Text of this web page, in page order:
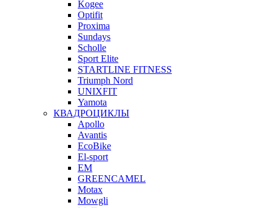
Kogee
Optifit
Proxima
Sundays
Scholle
Sport Elite
STARTLINE FITNESS
Triumph Nord
UNIXFIT
Yamota
КВАДРОЦИКЛЫ
Apollo
Avantis
EcoBike
El-sport
EM
GREENCAMEL
Motax
Mowgli